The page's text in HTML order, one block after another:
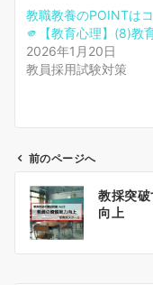
教職教養のPOINTは
🫵【教育心理】(8)教
2026年1月20日
教員採用試験対策
ビ
前のページへ
教採突
向上